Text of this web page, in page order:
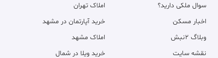
سوال ملکی دارید؟
اخبار مسکن
وبلاگ ۲نبش
نقشه سایت
املاک تهران
خرید آپارتمان در مشهد
املاک مشهد
خرید ویلا در شمال